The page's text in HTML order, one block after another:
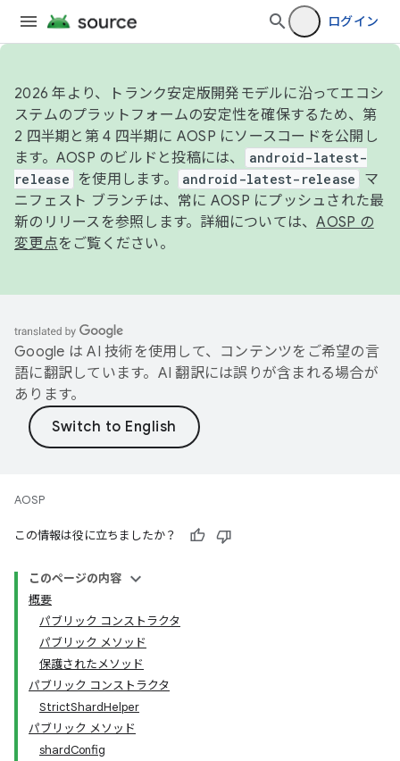
ログイン
2026 年より、トランク安定版開発モデルに沿ってエコシ
ステムのプラットフォームの安定性を確保するため、第
2 四半期と第 4 四半期に AOSP にソースコードを公開し
ます。AOSP のビルドと投稿には、
android-latest-
release
を使用します。 android-latest-release
マ
ニフェスト ブランチは、常に AOSP にプッシュされた最
新のリリースを参照します。詳細については、AOSP の
変更点をご覧ください。
Google は AI 技術を使用して、コンテンツをご希望の言
語に翻訳しています。AI 翻訳には誤りが含まれる場合が
あります。
AOSP
この情報は役に立ちましたか？
このページの内容
概要
パブリック コンストラクタ
パブリック メソッド
保護されたメソッド
パブリック コンストラクタ
StrictShardHelper
パブリック メソッド
shardConfig